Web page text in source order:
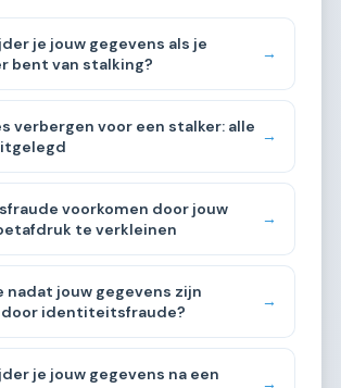
je jouw gegevens als je
bent van stalking?
→
verbergen voor een stalker: alle
→
voorkomen door jouw
te verkleinen
→
nadat jouw gegevens zijn
identiteitsfraude?
→
je jouw gegevens na een
→